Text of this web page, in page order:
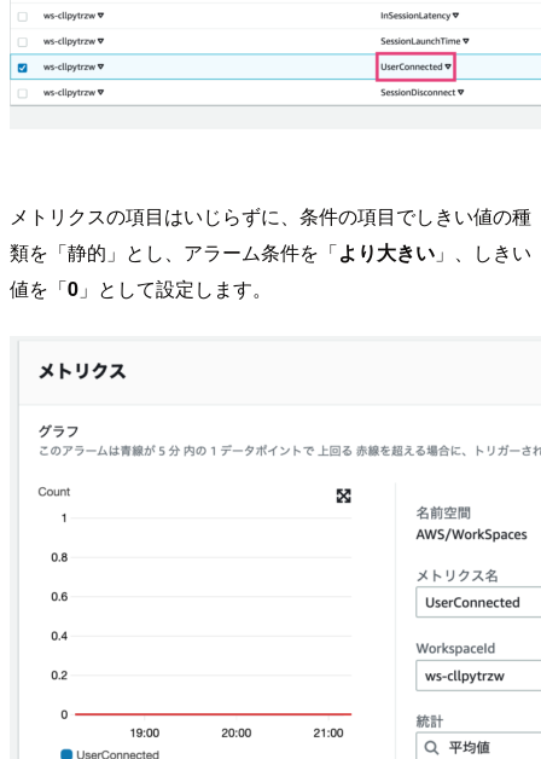
メトリクスの項目はいじらずに、条件の項目でしきい値の種
類を「静的」とし、アラーム条件を「より大きい 」、しきい
値を「0 」として設定します。